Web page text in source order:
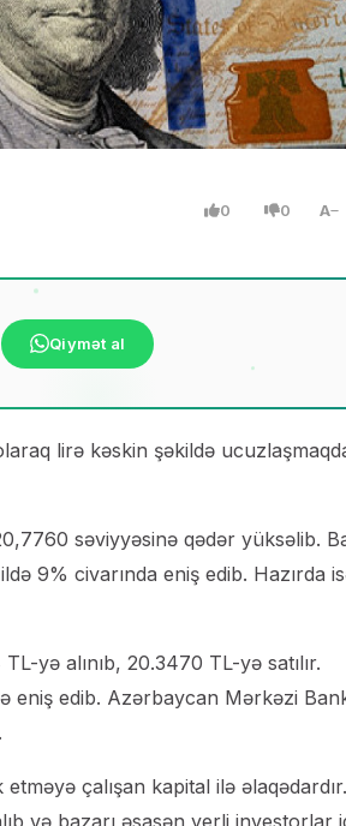
0 0 A
Qiymət al
lirə kəskin şəkildə
səviyyəsinə qədər yüksəlib.
9% civarında eniş edib. Hazırda
yə alınıb, 20.3470 TL-yə satılır.
eniş edib. Azərbaycan Mərkəzi
çalışan kapital ilə əlaqədardır.